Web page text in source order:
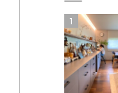
1